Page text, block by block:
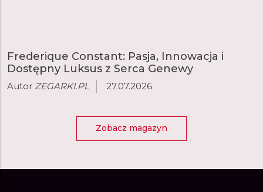
Frederique Constant: Pasja, Innowacja i
Dostępny Luksus z Serca Genewy
Autor ZEGARKI.PL 27.07.2026
Zobacz magazyn